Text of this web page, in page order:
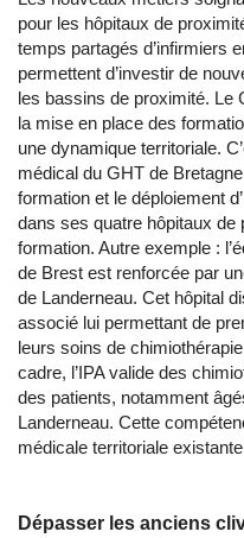
pour les hôpitaux de
temps partagés d’infirmiers
permettent d’investir de
les bassins de proximité. Le
la mise en place des
une dynamique territoriale.
médical du GHT de
formation et le déploiement
dans ses quatre hôpitaux
formation. Autre exemple :
de Brest est renforcée par
de Landerneau. Cet hôpital
associé lui permettant de
leurs soins de
cadre, l’IPA valide des
des patients, notamment
Landerneau. Cette
médicale territoriale
Dépasser les anciens